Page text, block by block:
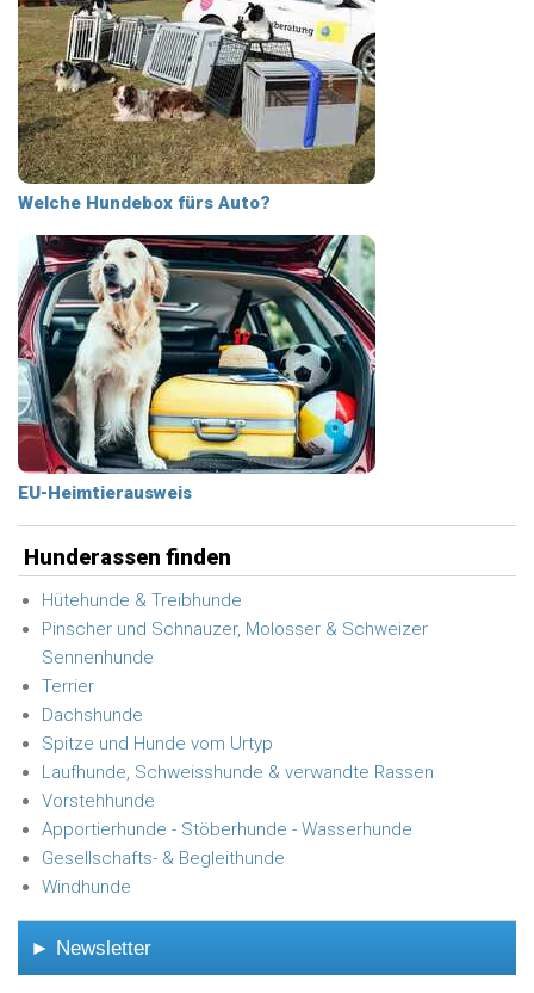
Welche Hundebox fürs Auto?
EU-Heimtierausweis
Hunderassen finden
Hütehunde & Treibhunde
Pinscher und Schnauzer, Molosser & Schweizer
Sennenhunde
Terrier
Dachshunde
Spitze und Hunde vom Urtyp
Laufhunde, Schweisshunde & verwandte Rassen
Vorstehhunde
Apportierhunde - Stöberhunde - Wasserhunde
Gesellschafts- & Begleithunde
Windhunde
► Newsletter